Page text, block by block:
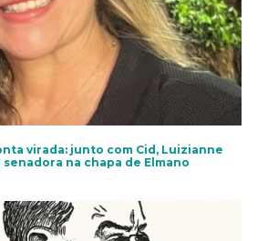
virada: junto com Cid, Luizianne
na chapa de Elmano